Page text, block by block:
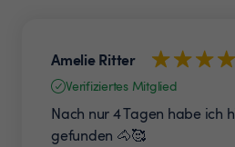
Amelie Ritter
Verifiziertes Mitglied
Nach nur 4 Tagen habe ich
gefunden 🐴🥰